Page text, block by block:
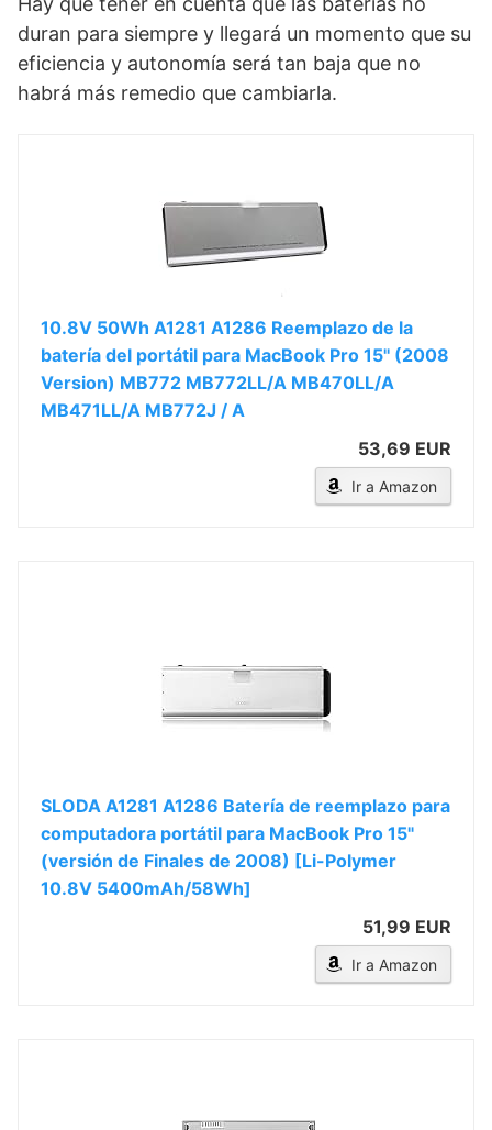
duran para siempre y llegará un momento que su
eficiencia y autonomía será tan baja que no
habrá más remedio que cambiarla.
10.8V 50Wh A1281 A1286 Reemplazo de la
batería del portátil para MacBook Pro 15'' (2008
Version) MB772 MB772LL/A MB470LL/A
MB471LL/A MB772J / A
53,69 EUR
Ir a Amazon
SLODA A1281 A1286 Batería de reemplazo para
computadora portátil para MacBook Pro 15"
(versión de Finales de 2008) [Li-Polymer
10.8V 5400mAh/58Wh]
51,99 EUR
Ir a Amazon